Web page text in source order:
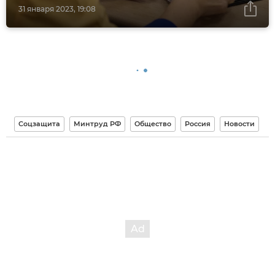
31 января 2023, 19:08
Соцзащита Минтруд РФ Общество Россия Новости